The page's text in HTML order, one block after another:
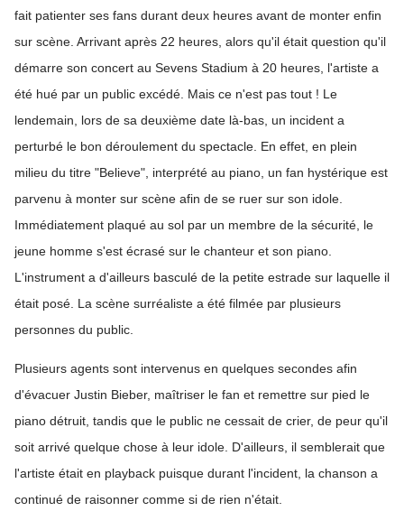
fait patienter ses fans durant deux heures avant de monter enfin
sur scène. Arrivant après 22 heures, alors qu'il était question qu'il
démarre son concert au Sevens Stadium à 20 heures, l'artiste a
été hué par un public excédé. Mais ce n'est pas tout ! Le
lendemain, lors de sa deuxième date là-bas, un incident a
perturbé le bon déroulement du spectacle. En effet, en plein
milieu du titre "Believe", interprété au piano, un fan hystérique est
parvenu à monter sur scène afin de se ruer sur son idole.
Immédiatement plaqué au sol par un membre de la sécurité, le
jeune homme s'est écrasé sur le chanteur et son piano.
L'instrument a d'ailleurs basculé de la petite estrade sur laquelle il
était posé. La scène surréaliste a été filmée par plusieurs
personnes du public.
Plusieurs agents sont intervenus en quelques secondes afin
d'évacuer Justin Bieber, maîtriser le fan et remettre sur pied le
piano détruit, tandis que le public ne cessait de crier, de peur qu'il
soit arrivé quelque chose à leur idole. D'ailleurs, il semblerait que
l'artiste était en playback puisque durant l'incident, la chanson a
continué de raisonner comme si de rien n'était.